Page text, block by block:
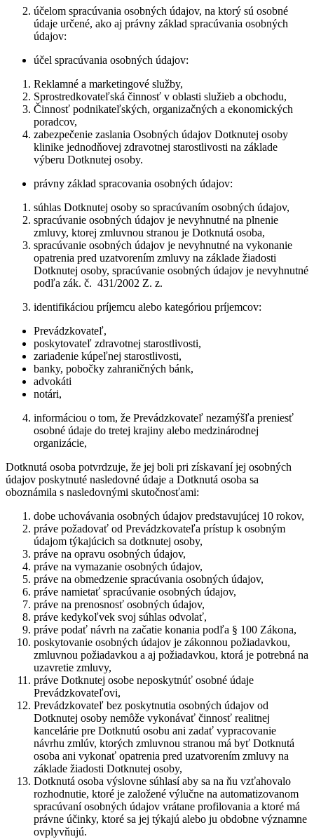
účelom spracúvania osobných údajov, na ktorý sú osobné
údaje určené, ako aj právny základ spracúvania osobných
údajov:
účel spracúvania osobných údajov:
Reklamné a marketingové služby,
Sprostredkovateľská činnosť v oblasti služieb a obchodu,
Činnosť podnikateľských, organizačných a ekonomických
poradcov,
zabezpečenie zaslania Osobných údajov Dotknutej osoby
klinike jednodňovej zdravotnej starostlivosti na základe
výberu Dotknutej osoby.
právny základ spracovania osobných údajov:
súhlas Dotknutej osoby so spracúvaním osobných údajov,
spracúvanie osobných údajov je nevyhnutné na plnenie
zmluvy, ktorej zmluvnou stranou je Dotknutá osoba,
spracúvanie osobných údajov je nevyhnutné na vykonanie
opatrenia pred uzatvorením zmluvy na základe žiadosti
Dotknutej osoby, spracúvanie osobných údajov je nevyhnutné
podľa zák. č. 431/2002 Z. z.
identifikáciou príjemcu alebo kategóriou príjemcov:
Prevádzkovateľ,
poskytovateľ zdravotnej starostlivosti,
zariadenie kúpeľnej starostlivosti,
banky, pobočky zahraničných bánk,
advokáti
notári,
informáciou o tom, že Prevádzkovateľ nezamýšľa preniesť
osobné údaje do tretej krajiny alebo medzinárodnej
organizácie,
Dotknutá osoba potvrdzuje, že jej boli pri získavaní jej osobných
údajov poskytnuté nasledovné údaje a Dotknutá osoba sa
oboznámila s nasledovnými skutočnosťami:
dobe uchovávania osobných údajov predstavujúcej 10 rokov,
práve požadovať od Prevádzkovateľa prístup k osobným
údajom týkajúcich sa dotknutej osoby,
práve na opravu osobných údajov,
práve na vymazanie osobných údajov,
práve na obmedzenie spracúvania osobných údajov,
práve namietať spracúvanie osobných údajov,
práve na prenosnosť osobných údajov,
práve kedykoľvek svoj súhlas odvolať,
práve podať návrh na začatie konania podľa § 100 Zákona,
poskytovanie osobných údajov je zákonnou požiadavkou,
zmluvnou požiadavkou a aj požiadavkou, ktorá je potrebná na
uzavretie zmluvy,
práve Dotknutej osobe neposkytnúť osobné údaje
Prevádzkovateľovi,
Prevádzkovateľ bez poskytnutia osobných údajov od
Dotknutej osoby nemôže vykonávať činnosť realitnej
kancelárie pre Dotknutú osobu ani zadať vypracovanie
návrhu zmlúv, ktorých zmluvnou stranou má byť Dotknutá
osoba ani vykonať opatrenia pred uzatvorením zmluvy na
základe žiadosti Dotknutej osoby,
Dotknutá osoba výslovne súhlasí aby sa na ňu vzťahovalo
rozhodnutie, ktoré je založené výlučne na automatizovanom
spracúvaní osobných údajov vrátane profilovania a ktoré má
právne účinky, ktoré sa jej týkajú alebo ju obdobne významne
ovplyvňujú.